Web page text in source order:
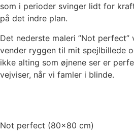
som i perioder svinger lidt for
på det indre plan.
Det nederste maleri ”Not
vender ryggen til mit spejlbillede
ikke alting som øjnene ser er
vejviser, når vi famler i blinde.
Not perfect (80×80 cm)